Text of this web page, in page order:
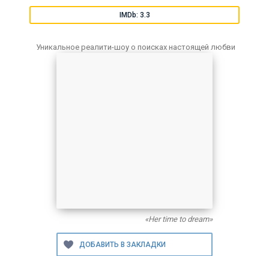
IMDb: 3.3
Уникальное реалити-шоу о поисках настоящей любви
«Her time to dream»